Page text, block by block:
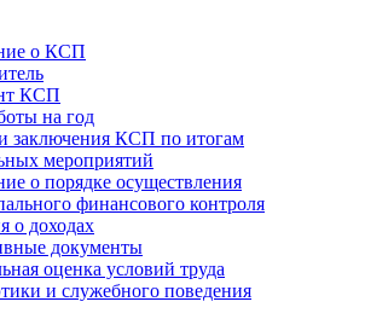
о КСП
КСП
на год
заключения КСП по итогам
мероприятий
о порядке осуществления
финансового контроля
о доходах
документы
оценка условий труда
и служебного поведения